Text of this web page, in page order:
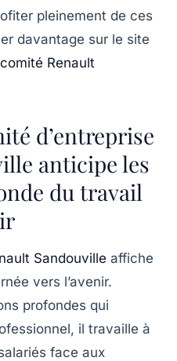
pleinement de ces
davantage sur le site
Renault
d’entreprise
anticipe les
du travail
Sandouville affiche
vers l’avenir.
profondes qui
il travaille à
face aux